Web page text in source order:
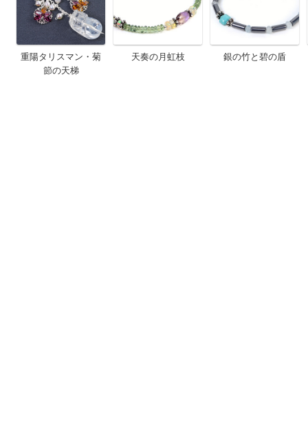
重陽タリスマン・菊
節の天梯
天奏の月虹枝 銀の竹と碧の盾